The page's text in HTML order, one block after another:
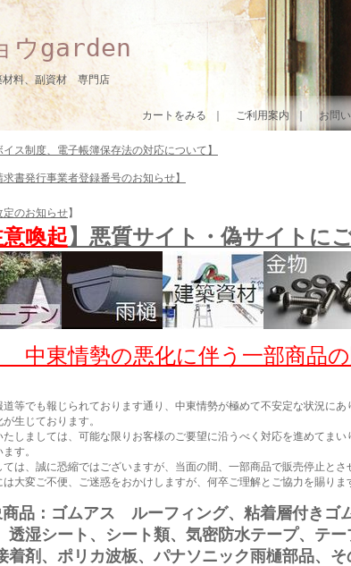
ウgarden
材料、副資材 専門店
カートをみる ご利用案内 お問
イス制度、電子帳簿保存法の対応について】
求書発行事業者登録番号のお知らせ】
定のお知らせ】
喚起】悪質サイト・偽サイトに
中東情勢の悪化に伴う一部商品
道等でも報じられております通り、中東情勢が極めて不安定な状況に
生じております。
たしましては、可能な限りお客様のご要望に沿うべく対応を進めてま
す。
ては、誠に恐縮ではございますが、当面の間、一部商品で販売停止とさ
は大変ご不便、ご迷惑をおかけしますが、何卒ご理解とご協力を賜りま
品：ゴムアス ルーフィング、粘着層付きゴ
透湿シート、シート類、気密防水テープ、テ
着剤、ポリカ波板、パナソニック雨樋部品、そ